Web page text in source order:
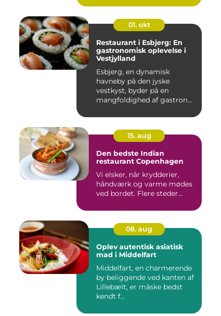
01. okt
Restaurant i Esbjerg: En
gastronomisk oplevelse i
Vestjylland
Esbjerg, en dynamisk
havneby på den jyske
vestkyst, byder på en
mangfoldighed af gastron...
15. aug
Den bedste Indian
restaurant Copenhagen
Vi elsker, når krydderier,
håndværk og varme mødes
ved bordet. Flere steder...
08. aug
Oplev autentisk asiatisk
mad i Middelfart
Middelfart, en charmerende
by beliggende ved kanten af
Lillebælt, er måske bedst
kendt f...